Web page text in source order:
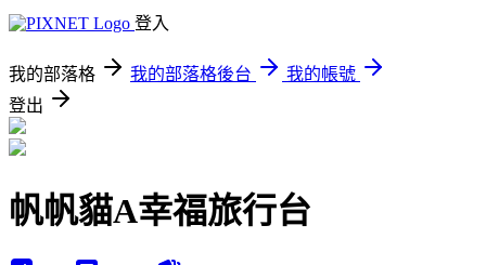
登入
我的部落格 我的部落格後台
我的帳號
登出
帆帆貓A幸福旅行台